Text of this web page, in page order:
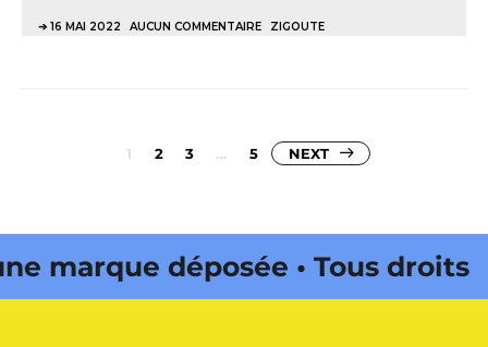
16 MAI 2022 AUCUN COMMENTAIRE ZIGOUTE
Pagination
1 2 3 … 5 NEXT
déposée • Tous droits